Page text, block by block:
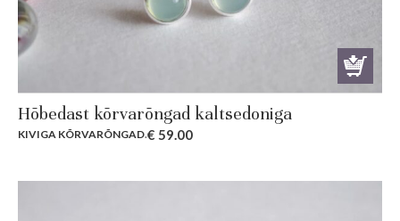
Hõbedast kõrvarõngad kaltsedoniga
KIVIGA KÕRVARÕNGAD.€ 59.00